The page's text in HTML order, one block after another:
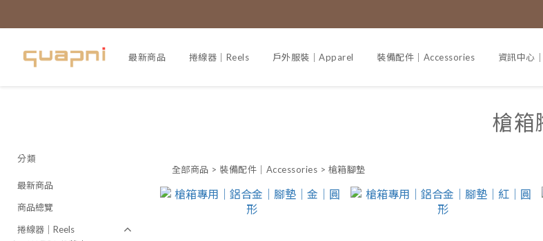
最新商品 捲線器｜Reels 戶外服裝｜Apparel 裝備配件｜Accessories 資訊中心
分類
最新商品
商品總覽
捲線器｜Reels
槍箱
全部商品 > 裝備配件｜Accessories > 槍箱腳墊